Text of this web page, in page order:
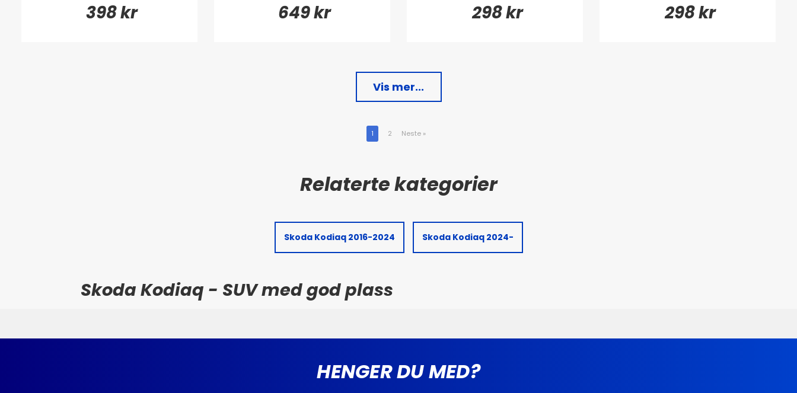
398 kr 649 kr 298 kr 298 kr
Vis mer...
1 2 Neste »
Skoda Kodiaq 2016-2024 Skoda Kodiaq 2024-
Skoda Kodiaq - SUV med god plass
HENGER DU MED?